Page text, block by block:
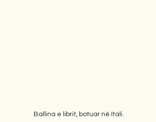
Ballina e librit, botuar në Itali.